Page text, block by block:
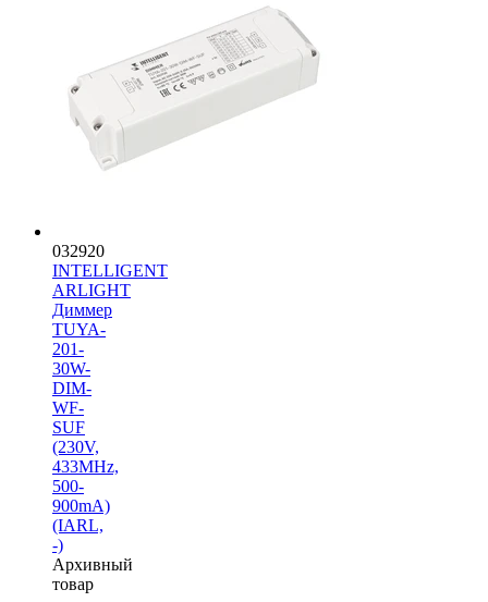
032920
INTELLIGENT
ARLIGHT
Диммер
TUYA-
201-
30W-
DIM-
WF-
SUF
(230V,
433MHz,
500-
900mA)
(IARL,
-)
Архивный
товар